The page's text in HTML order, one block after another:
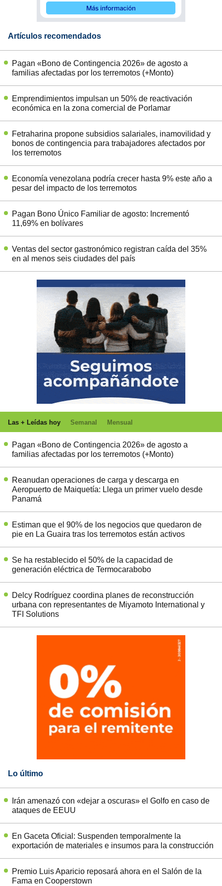
Artículos recomendados
Pagan «Bono de Contingencia 2026» de agosto a
familias afectadas por los terremotos (+Monto)
Emprendimientos impulsan un 50% de reactivación
económica en la zona comercial de Porlamar
Fetraharina propone subsidios salariales, inamovilidad y
bonos de contingencia para trabajadores afectados por
los terremotos
Economía venezolana podría crecer hasta 9% este año a
pesar del impacto de los terremotos
Pagan Bono Único Familiar de agosto: Incrementó
11,69% en bolívares
Ventas del sector gastronómico registran caída del 35%
en al menos seis ciudades del país
Las + Leídas hoy Semanal Mensual
Pagan «Bono de Contingencia 2026» de agosto a
familias afectadas por los terremotos (+Monto)
Reanudan operaciones de carga y descarga en
Aeropuerto de Maiquetía: Llega un primer vuelo desde
Panamá
Estiman que el 90% de los negocios que quedaron de
pie en La Guaira tras los terremotos están activos
Se ha restablecido el 50% de la capacidad de
generación eléctrica de Termocarabobo
Delcy Rodríguez coordina planes de reconstrucción
urbana con representantes de Miyamoto International y
TFI Solutions
Lo último
Irán amenazó con «dejar a oscuras» el Golfo en caso de
ataques de EEUU
En Gaceta Oficial: Suspenden temporalmente la
exportación de materiales e insumos para la construcción
Premio Luis Aparicio reposará ahora en el Salón de la
Fama en Cooperstown